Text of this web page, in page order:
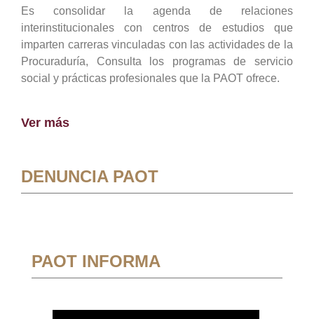
Es consolidar la agenda de relaciones
interinstitucionales con centros de estudios que
imparten carreras vinculadas con las actividades de la
Procuraduría, Consulta los programas de servicio
social y prácticas profesionales que la PAOT ofrece.
Ver más
DENUNCIA PAOT
PAOT INFORMA